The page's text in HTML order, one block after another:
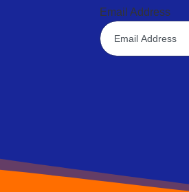
Email Address